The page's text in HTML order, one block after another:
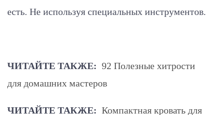
есть. Не используя специальных инструментов.
ЧИТАЙТЕ ТАКЖЕ: 92 Полезные хитрости
для домашних мастеров
ЧИТАЙТЕ ТАКЖЕ: Компактная кровать для